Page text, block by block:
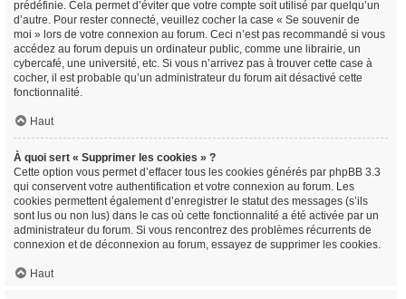
prédéfinie. Cela permet d’éviter que votre compte soit utilisé par quelqu’un
d’autre. Pour rester connecté, veuillez cocher la case « Se souvenir de
moi » lors de votre connexion au forum. Ceci n’est pas recommandé si vous
accédez au forum depuis un ordinateur public, comme une librairie, un
cybercafé, une université, etc. Si vous n’arrivez pas à trouver cette case à
cocher, il est probable qu’un administrateur du forum ait désactivé cette
fonctionnalité.
Haut
À quoi sert « Supprimer les cookies » ?
Cette option vous permet d’effacer tous les cookies générés par phpBB 3.3
qui conservent votre authentification et votre connexion au forum. Les
cookies permettent également d’enregistrer le statut des messages (s’ils
sont lus ou non lus) dans le cas où cette fonctionnalité a été activée par un
administrateur du forum. Si vous rencontrez des problèmes récurrents de
connexion et de déconnexion au forum, essayez de supprimer les cookies.
Haut